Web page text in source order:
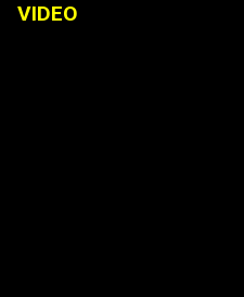
VIDEO